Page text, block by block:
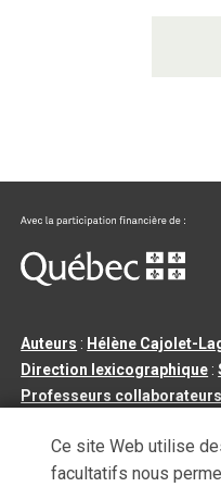
Auteurs : Hélène Cajolet-
Direction lexicographique :
Professeurs collaborateurs
Tous droits réservés©
Ce site Web utilise
facultatifs nous